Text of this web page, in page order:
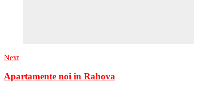
Next
Apartamente noi in Rahova